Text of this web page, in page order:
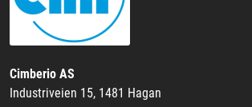
Cimberio AS
Industriveien 15, 1481 Hagan